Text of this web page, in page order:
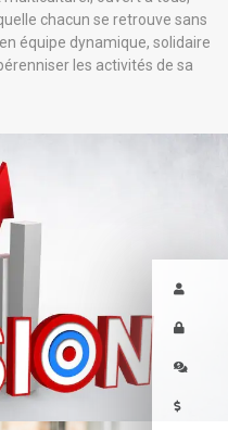
chacun se retrouve sans
équipe dynamique, solidaire
les activités de sa